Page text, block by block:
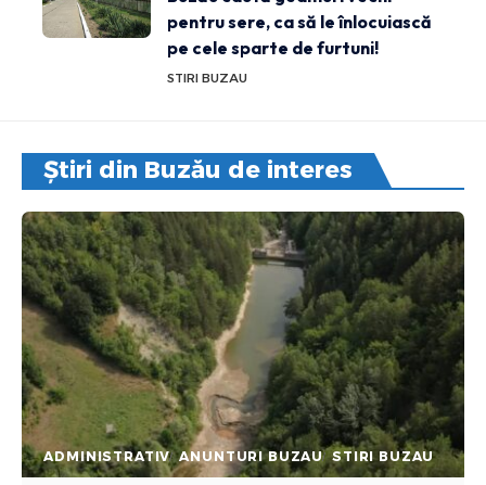
pentru sere, ca să le înlocuiască
pe cele sparte de furtuni!
STIRI BUZAU
Știri din Buzău de interes
ADMINISTRATIV ANUNTURI BUZAU STIRI BUZAU